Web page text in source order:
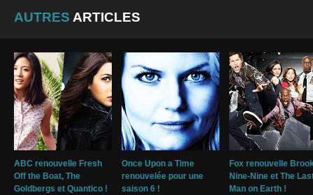
AUTRES ARTICLES
ABC renouvelle Fresh
Off the Boat, The
Goldbergs et Quantico !
Once Upon a Time
renouvelée pour une
saison 6 !
Fox renouvelle
Nine-Nine et The
Man on Earth !